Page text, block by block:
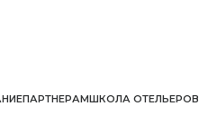
ПАРТНЕРАМШКОЛА ОТЕЛЬЕРОВ